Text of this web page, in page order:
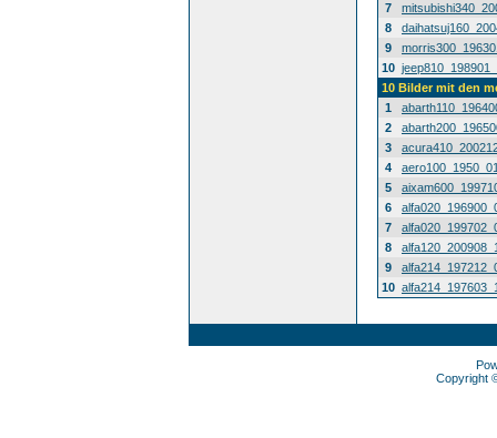
7
8
9
10
10 Bilder mit den
1
2
3
4
5
6
7
8
9
10
Copyright